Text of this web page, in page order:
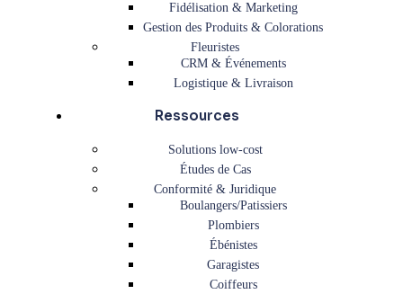
Fidélisation & Marketing
Gestion des Produits & Colorations
Fleuristes
CRM & Événements
Logistique & Livraison
Ressources
Solutions low-cost
Études de Cas
Conformité & Juridique
Boulangers/Patissiers
Plombiers
Ébénistes
Garagistes
Coiffeurs